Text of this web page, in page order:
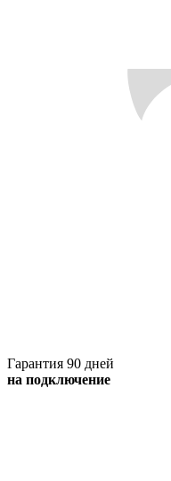
Гарантия 90 дней
на подключение